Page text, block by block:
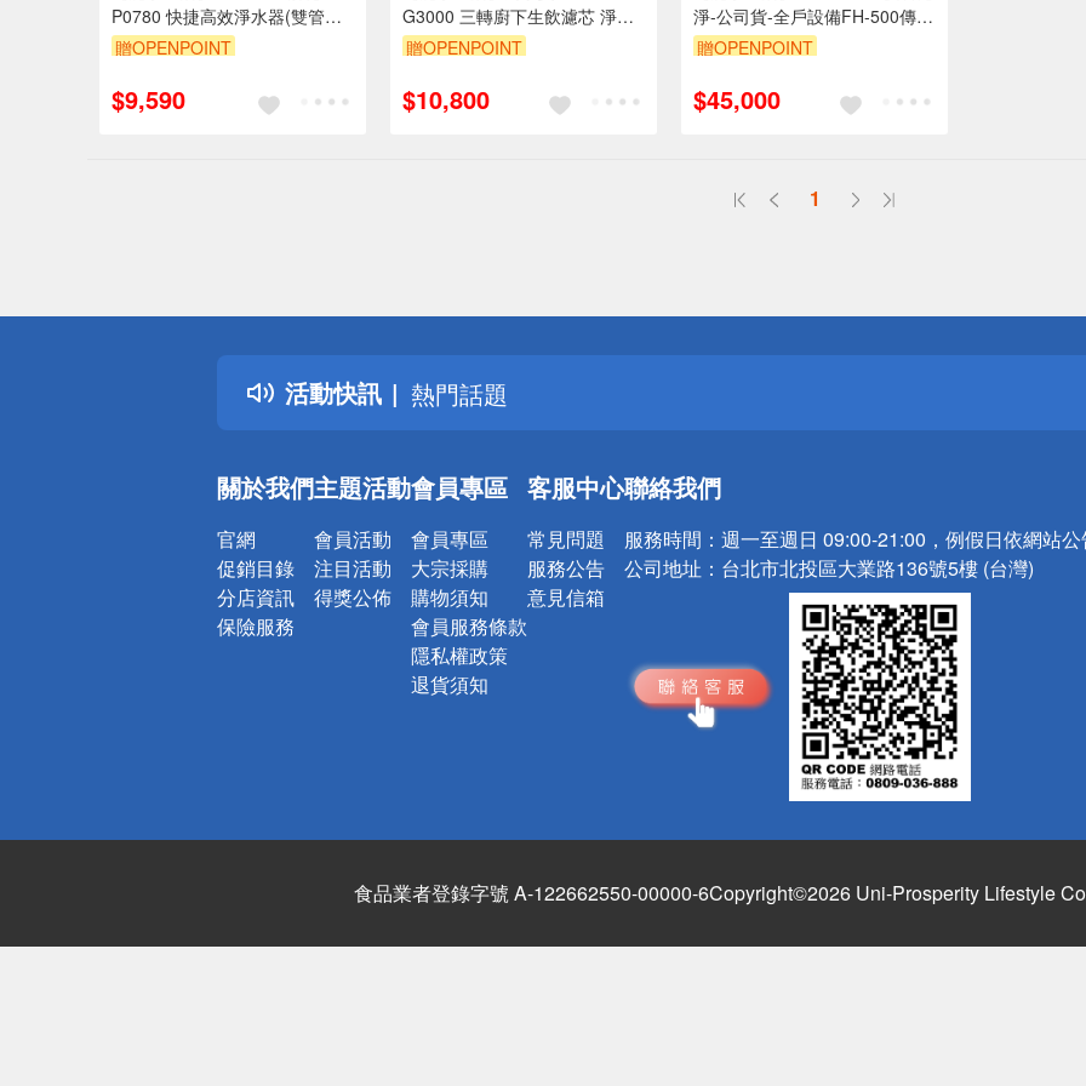
P0780 快捷高效淨水器(雙管除
菌型)
贈OPENPOINT
$9,590
G3000 三轉廚下生飲濾芯 淨水
器 含基本安裝
贈OPENPOINT
$10,800
淨-公司貨-全戶設備FH-500傳家
寶全戶濾淨(500頓) 大樓過濾 頂
贈OPENPOINT
$45,000
1
活動快訊
詐騙網頁！請小心！
得獎公告
熱門話題
銀行優惠
詐騙網頁！請小心！
關於我們
官網
促銷目錄
分店資訊
保險服務
主題活動
會員活動
注目活動
得獎公佈
會員專區
會員專區
大宗採購
購物須知
會員服務條款
隱私權政策
退貨須知
客服中心
常見問題
服務公告
意見信箱
聯絡我們
服務時間： 週一至週日 09:00-21:00，例假日依網站
公司地址： 台北市北投區大業路136號5樓 (台灣)
食品業者登錄字號 A-122662550-00000-6Copyright©2026 Uni-Prosperity Lifestyle